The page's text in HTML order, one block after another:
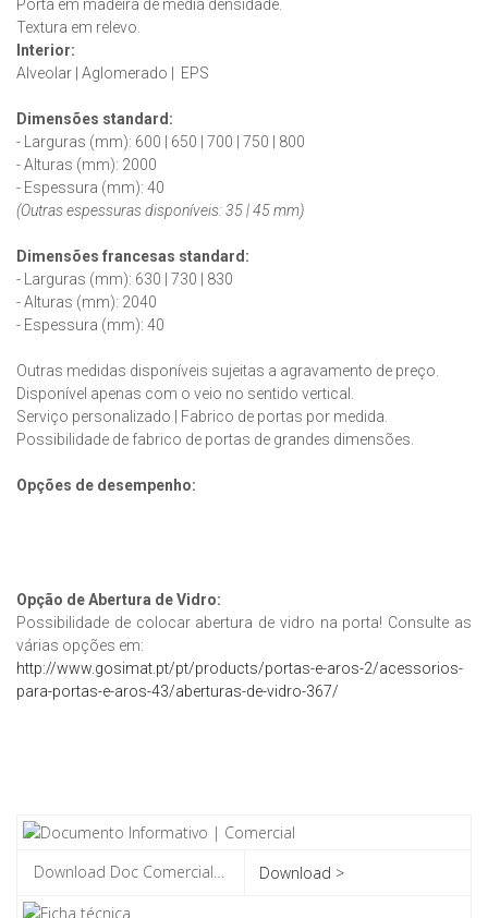
Porta em madeira de média densidade.
Textura em relevo.
Interior:
Alveolar | Aglomerado | EPS
Dimensões standard:
- Larguras (mm): 600 | 650 | 700 | 750 | 800
- Alturas (mm): 2000
- Espessura (mm): 40
(Outras espessuras disponíveis: 35 | 45 mm)
Dimensões francesas standard :
- Larguras (mm): 630 | 730 | 830
- Alturas (mm): 2040
- Espessura (mm): 40
Outras medidas disponíveis sujeitas a agravamento de preço.
Disponível apenas com o veio no sentido vertical.
Serviço personalizado | Fabrico de portas por medida.
Possibilidade de fabrico de portas de grandes dimensões.
Opções de desempenho:
Opção de Abertura de Vidro:
Possibilidade de colocar abertura de vidro na porta! Consulte as
várias opções em:
http://www.gosimat.pt/pt/products/portas-e-aros-2/acessorios-
para-portas-e-aros-43/aberturas-de-vidro-367/
Download >